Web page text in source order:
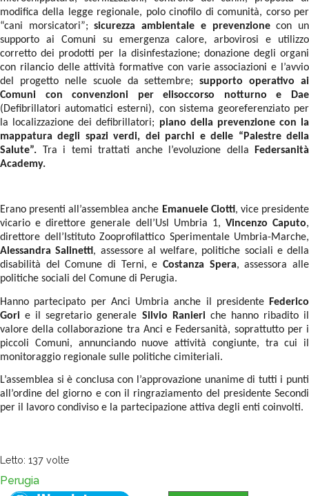
modifica della legge regionale, polo cinofilo di comunità, corso per
“cani morsicatori”;sicurezza ambientale e prevenzionecon un
supporto ai Comuni su emergenza calore, arbovirosi e utilizzo
corretto dei prodotti per la disinfestazione; donazione degli organi
con rilancio delle attività formative con varie associazioni e l’avvio
del progetto nelle scuole da settembre;supporto operativo ai
Comuni con convenzioni per elisoccorso notturno e Dae
(Defibrillatori automatici esterni), con sistema georeferenziato per
la localizzazione dei defibrillatori; piano della prevenzione con la
mappatura degli spazi verdi, dei parchi e delle “Palestre della
Salute”. Tra i temi trattati anche l’evoluzione della
Federsanità
Academy.
Erano presenti all’assemblea anche Emanuele Ciotti, vice presidente
vicario e direttore generale dell’Usl Umbria 1, Vincenzo Caputo,
direttore dell’Istituto Zooprofilattico Sperimentale Umbria-Marche,
Alessandra Salinetti, assessore al welfare, politiche sociali e della
disabilità del Comune di Terni, e Costanza Spera, assessora alle
politiche sociali del Comune di Perugia.
Hanno partecipato per Anci Umbria anche il presidente
Federico
Gori e il segretario generale Silvio Ranieri che hanno ribadito il
valore della collaborazione tra Anci e Federsanità, soprattutto per i
piccoli Comuni, annunciando nuove attività congiunte, tra cui il
monitoraggio regionale sulle politiche cimiteriali.
L’assemblea si è conclusa con l’approvazione unanime di tutti i punti
all’ordine del giorno e con il ringraziamento del presidente Secondi
per il lavoro condiviso e la partecipazione attiva degli enti coinvolti.
Letto: 137 volte
Perugia